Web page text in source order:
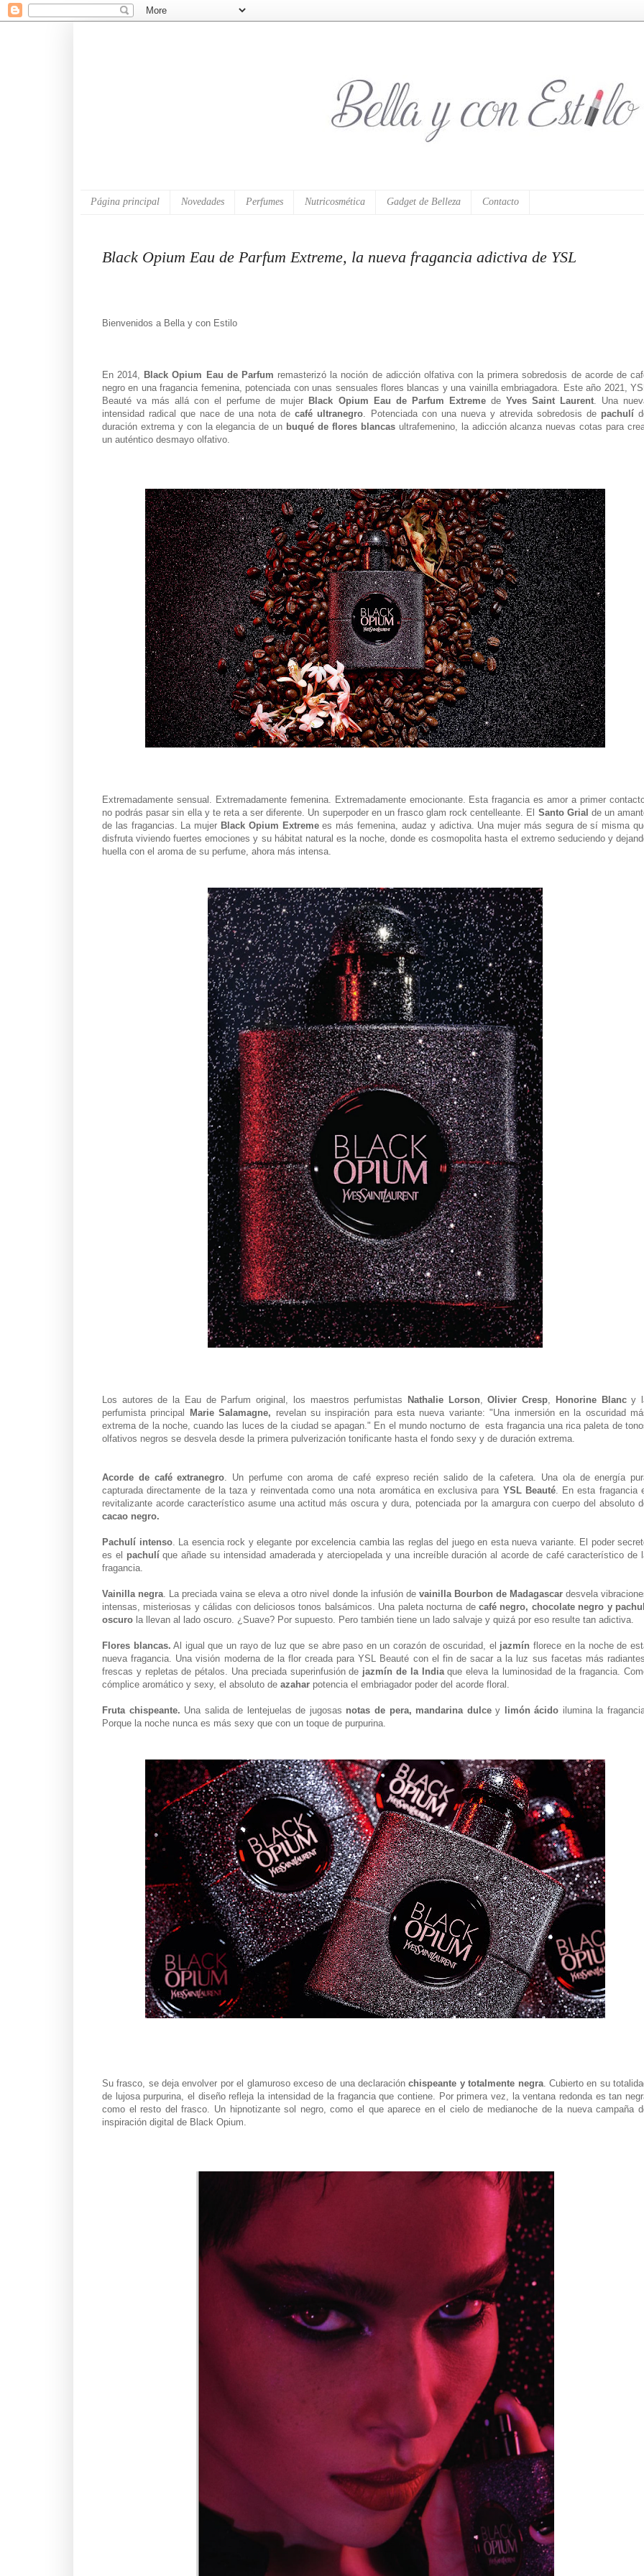
Página principal Novedades Perfumes Nutricosmética Gadget de Belleza Contacto
Black Opium Eau de Parfum Extreme, la nueva fragancia adictiva de YSL
Bienvenidos a Bella y con Estilo
En 2014, Black Opium Eau de Parfum remasterizó la noción de adicción olfativa con la primera sobredosis de acorde de
negro en una fragancia femenina, potenciada con unas sensuales flores blancas y una vainilla embriagadora. Este año 2021,
Beauté va más allá con el perfume de mujer Black Opium Eau de Parfum Extremede Yves Saint Laurent. Una
intensidad radical que nace de una nota decafé ultranegro. Potenciada con una nueva y atrevida sobredosis depachulí
duración extrema y con la elegancia de un buqué de flores blancasultrafemenino, la adicción alcanza nuevas cotas para
un auténtico desmayo olfativo.
Extremadamente sensual. Extremadamente femenina. Extremadamente emocionante. Esta fragancia es amor a primer
no podrás pasar sin ella y te reta a ser diferente. Un superpoder en un frasco glam rock centelleante. El Santo Grial de un
de las fragancias. La mujer Black Opium Extremees más femenina, audaz y adictiva. Una mujer más segura de sí misma
disfruta viviendo fuertes emociones y su hábitat natural es la noche, donde es cosmopolita hasta el extremo seduciendo y
huella con el aroma de su perfume, ahora más intensa.
Los autores de la Eau de Parfum original, los maestros perfumistas Nathalie Lorson,Olivier Cresp, Honorine Blancy
perfumista principal
Marie Salamagne, revelan su inspiración para esta nueva variante: "Una inmersión en la oscuridad
extrema de la noche, cuando las luces de la ciudad se apagan." En el mundo nocturno de esta fragancia una rica paleta de
olfativos negros se desvela desde la primera pulverización tonificante hasta el fondo sexy y de duración extrema.
Acorde de café extranegro. Un perfume con aroma de café expreso recién salido de la cafetera. Una ola de energía
capturada directamente de la taza y reinventada como una nota aromática en exclusiva para YSL Beauté. En esta fragancia
revitalizante acorde característico asume una actitud más oscura y dura, potenciada por la amargura con cuerpo del absoluto
cacao negro.
Pachulí intenso. La esencia rock y elegante por excelencia cambia las reglas del juego en esta nueva variante. El poder
es el pachulíque añade su intensidad amaderada y aterciopelada y una increíble duración al acorde de café característico de
fragancia.
Vainilla negra. La preciada vaina se eleva a otro nivel donde la infusión de vainilla Bourbon de Madagascardesvela
intensas, misteriosas y cálidas con deliciosos tonos balsámicos. Una paleta nocturna de café negro, chocolate negro y
oscuro la llevan al lado oscuro. ¿Suave? Por supuesto. Pero también tiene un lado salvaje y quizá por eso resulte tan adictiva.
Flores blancas. Al igual que un rayo de luz que se abre paso en un corazón de oscuridad, el jazmínflorece en la noche de
nueva fragancia. Una visión moderna de la flor creada para YSL Beauté con el fin de sacar a la luz sus facetas más
frescas y repletas de pétalos. Una preciada superinfusión de jazmín de la Indiaque eleva la luminosidad de la fragancia.
cómplice aromático y sexy, el absoluto de azahar potencia el embriagador poder del acorde floral.
Fruta chispeante. Una salida de lentejuelas de jugosas notas de pera, mandarina dulcey limón ácido ilumina la
Porque la noche nunca es más sexy que con un toque de purpurina.
Su frasco, se deja envolver por el glamuroso exceso de una declaraciónchispeante y totalmente negra. Cubierto en su
de lujosa purpurina, el diseño refleja la intensidad de la fragancia que contiene. Por primera vez, la ventana redonda es tan
como el resto del frasco. Un hipnotizante sol negro, como el que aparece en el cielo de medianoche de la nueva campaña
inspiración digital de Black Opium.